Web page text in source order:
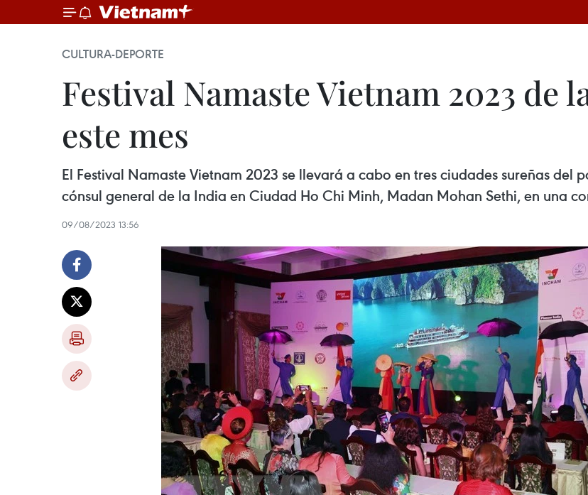
CULTURA-DEPORTE
Festival Namaste Vietnam 2023 de
este mes
El Festival Namaste Vietnam 2023 se llevará a cabo en tres ciudades sureñas del
cónsul general de la India en Ciudad Ho Chi Minh, Madan Mohan Sethi, en una
09/08/2023 13:56